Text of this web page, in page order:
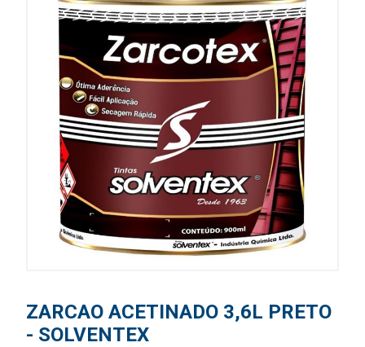
ZARCAO ACETINADO 3,6L PRETO
- SOLVENTEX